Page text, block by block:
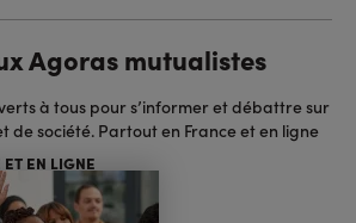
Agoras mutualistes
à tous pour s’informer et débattre sur
de société. Partout en France et en ligne
EN LIGNE